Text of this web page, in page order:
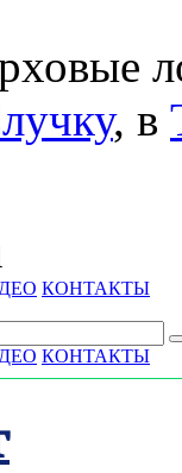
, в
КОНТАКТЫ
КОНТАКТЫ